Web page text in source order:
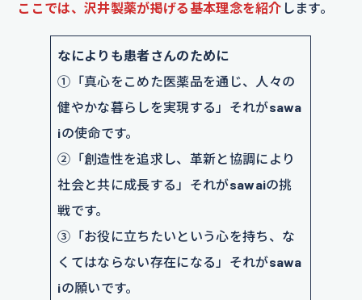
ここでは、沢井製薬が掲げる基本理念を紹介 します。
なによりも患者さんのために
①「真心をこめた医薬品を通じ、人々の
健やかな暮らしを実現する」それがsawa
iの使命です。
②「創造性を追求し、革新と協調により
社会と共に成長する」それがsawaiの挑
戦です。
③「お役に立ちたいという心を持ち、な
くてはならない存在になる」それがsawa
iの願いです。